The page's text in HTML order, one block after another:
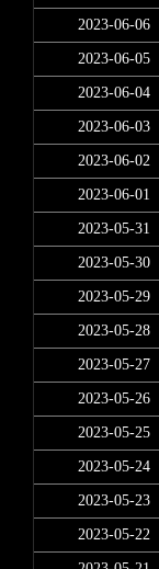
2023-06-06
2023-06-05
2023-06-04
2023-06-03
2023-06-02
2023-06-01
2023-05-31
2023-05-30
2023-05-29
2023-05-28
2023-05-27
2023-05-26
2023-05-25
2023-05-24
2023-05-23
2023-05-22